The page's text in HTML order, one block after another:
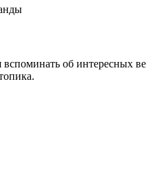
вспоминать об интересных